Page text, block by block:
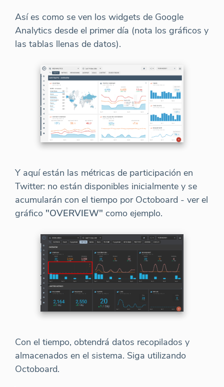
Así es como se ven los widgets de Google
Analytics desde el primer día (nota los gráficos y
las tablas llenas de datos).
Y aquí están las métricas de participación en
Twitter: no están disponibles inicialmente y se
acumularán con el tiempo por Octoboard - ver el
gráfico "OVERVIEW" como ejemplo.
Con el tiempo, obtendrá datos recopilados y
almacenados en el sistema. Siga utilizando
Octoboard.